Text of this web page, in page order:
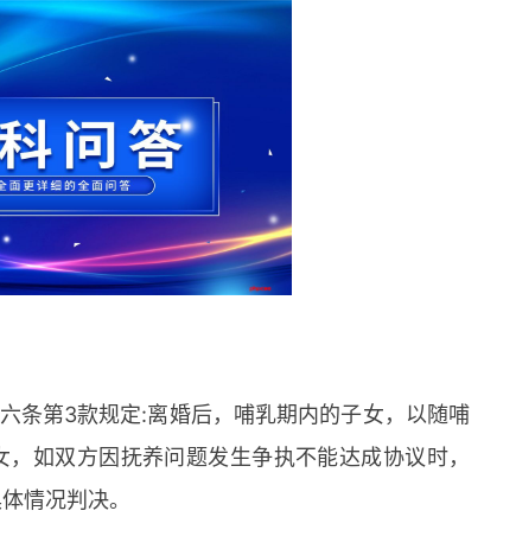
条第3款规定:离婚后，哺乳期内的子女，以随哺
如双方因抚养问题发生争执不能达成协议时，
情况判决。